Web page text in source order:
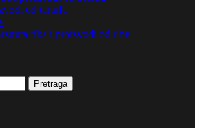
od tartufa
riba i proizvodi od ribe
Pretraga